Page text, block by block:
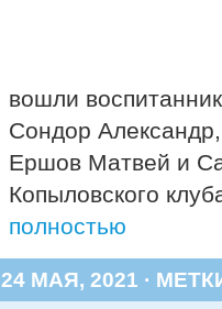
вошли
Сондор Александр,
Ершов Матвей и
Копыловского
полностью
24 МАЯ, 2021 ·